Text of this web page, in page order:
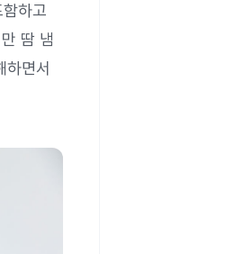
하고
땀 냄
면서